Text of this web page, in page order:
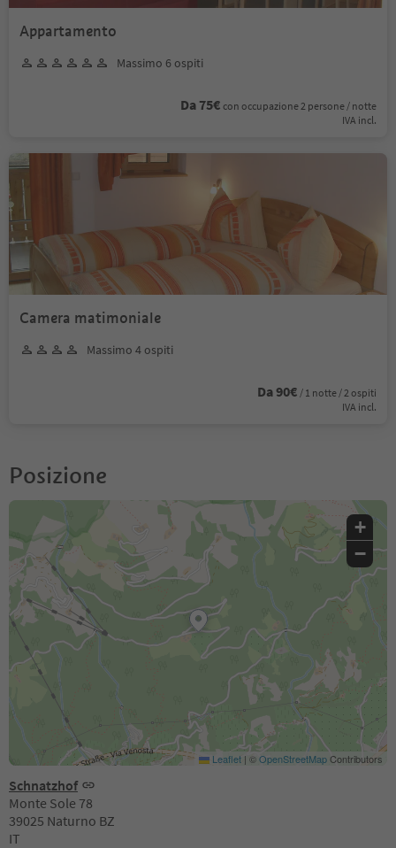
Appartamento
Massimo 6 ospiti
Da 75€ con occupazione 2 persone / notte
IVA incl.
Camera matimoniale
Massimo 4 ospiti
Da 90€ / 1 notte / 2 ospiti
IVA incl.
Posizione
Schnatzhof
Monte Sole 78
39025 Naturno BZ
IT
+
−
Leaflet | ©OpenStreetMapContributors